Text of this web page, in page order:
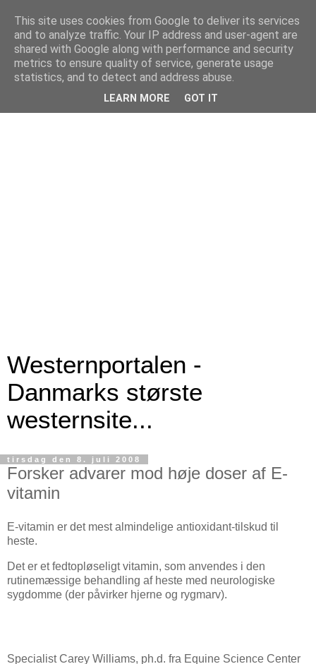
Westernportalen -
Danmarks største
westernsite...
tirsdag den 8. juli 2008
Forsker advarer mod høje doser af E-
vitamin
E-vitamin er det mest almindelige antioxidant-tilskud til
heste.
Det er et fedtopløseligt vitamin, som anvendes i den
rutinemæssige behandling af heste med neurologiske
sygdomme (der påvirker hjerne og rygmarv).
Specialist Carey Williams, ph.d. fra Equine Science Center
This site uses cookies from Google to deliver its services
and to analyze traffic. Your IP address and user-agent are
shared with Google along with performance and security
metrics to ensure quality of service, generate usage
statistics, and to detect and address abuse.
LEARN MORE GOT IT